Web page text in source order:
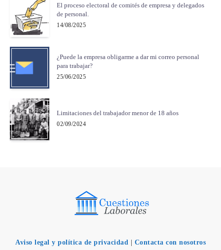
El proceso electoral de comités de empresa y delegados
de personal.
14/08/2025
¿Puede la empresa obligarme a dar mi correo personal
para trabajar?
25/06/2025
Limitaciones del trabajador menor de 18 años
02/09/2024
Aviso legal y política de privacidad | Contacta con nosotros